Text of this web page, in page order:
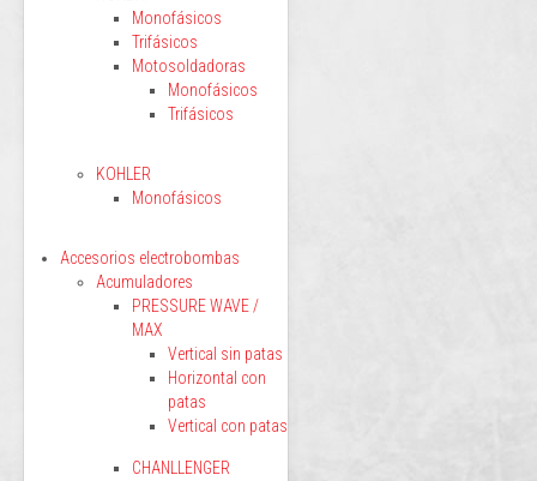
Monofásicos
Trifásicos
Motosoldadoras
Monofásicos
Trifásicos
KOHLER
Monofásicos
Accesorios electrobombas
Acumuladores
PRESSURE WAVE /
MAX
Vertical sin patas
Horizontal con
patas
Vertical con patas
CHANLLENGER